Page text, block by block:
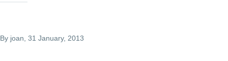
By joan , 31 January, 2013